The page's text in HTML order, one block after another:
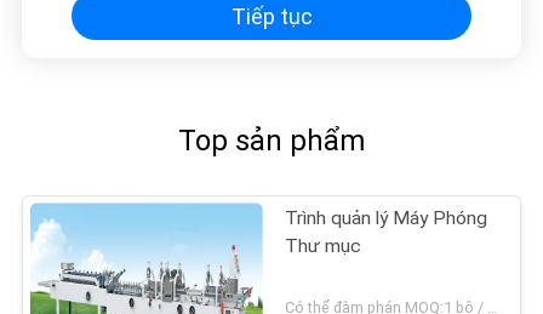
Tiếp tục
Top sản phẩm
Trình quản lý Máy Phóng
Thư mục
Có thể đàm phán MOQ:1 bộ / bộ